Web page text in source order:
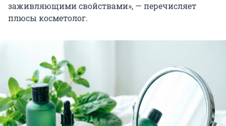
заживляющими свойствами», — перечисляет
плюсы косметолог.